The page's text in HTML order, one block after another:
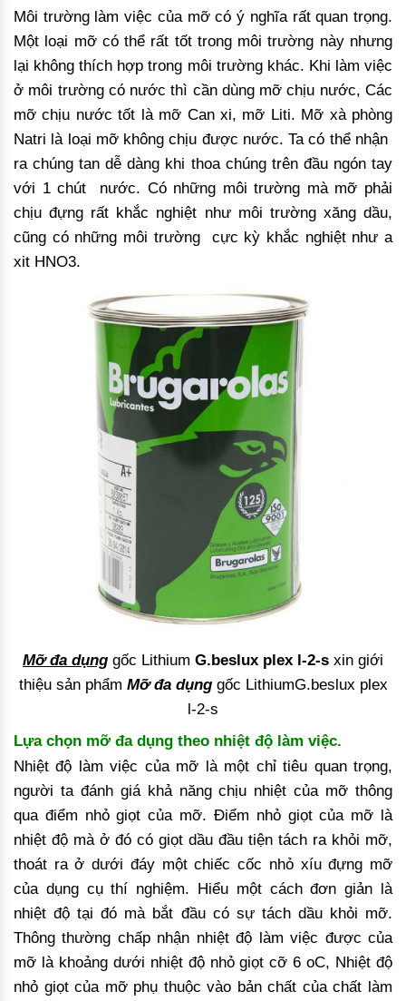
Môi trường làm việc của mỡ có ý nghĩa rất quan trọng.
Một loại mỡ có thể rất tốt trong môi trường này nhưng
lại không thích hợp trong môi trường khác. Khi làm việc
ở môi trường có nước thì cần dùng mỡ chịu nước, Các
mỡ chịu nước tốt là mỡ Can xi, mỡ Liti. Mỡ xà phòng
Natri là loại mỡ không chịu được nước. Ta có thể nhận
ra chúng tan dễ dàng khi thoa chúng trên đầu ngón tay
với 1 chút nước. Có những môi trường mà mỡ phải
chịu đựng rất khắc nghiệt như môi trường xăng dầu,
cũng có những môi trường cực kỳ khắc nghiệt như a
xit HNO3.
Mỡ đa dụng gốc Lithium G.beslux plex l-2-s xin giới
thiệu sản phẩm Mỡ đa dụnggốc LithiumG.beslux plex
l-2-s
Lựa chọn mỡ đa dụng theo nhiệt độ làm việc.
Nhiệt độ làm việc của mỡ là một chỉ tiêu quan trọng,
người ta đánh giá khả năng chịu nhiệt của mỡ thông
qua điểm nhỏ giọt của mỡ. Điểm nhỏ giọt của mỡ là
nhiệt độ mà ở đó có giọt dầu đầu tiện tách ra khỏi mỡ,
thoát ra ở dưới đáy một chiếc cốc nhỏ xíu đựng mỡ
của dụng cụ thí nghiệm. Hiểu một cách đơn giản là
nhiệt độ tại đó mà bắt đầu có sự tách dầu khỏi mỡ.
Thông thường chấp nhận nhiệt độ làm việc được của
mỡ là khoảng dưới nhiệt độ nhỏ giọt cỡ 6 oC, Nhiệt độ
nhỏ giọt của mỡ phụ thuộc vào bản chất của chất làm